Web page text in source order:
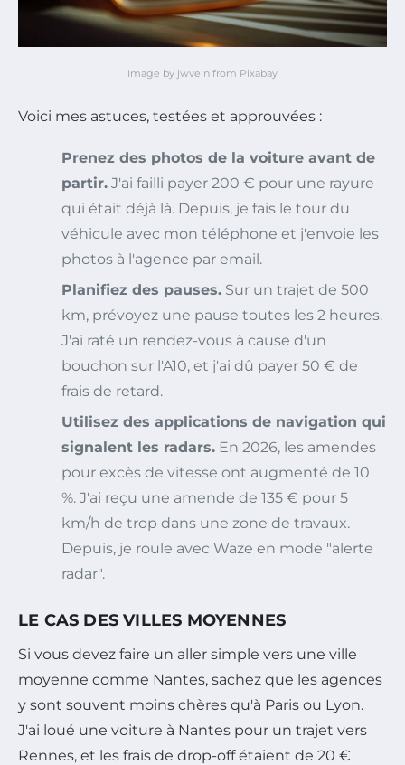
Image by jwvein from Pixabay
Voici mes astuces, testées et approuvées :
Prenez des photos de la voiture avant de
partir. J'ai failli payer 200 € pour une rayure
qui était déjà là. Depuis, je fais le tour du
véhicule avec mon téléphone et j'envoie les
photos à l'agence par email.
Planifiez des pauses. Sur un trajet de 500
km, prévoyez une pause toutes les 2 heures.
J'ai raté un rendez-vous à cause d'un
bouchon sur l'A10, et j'ai dû payer 50 € de
frais de retard.
Utilisez des applications de navigation qui
signalent les radars. En 2026, les amendes
pour excès de vitesse ont augmenté de 10
%. J'ai reçu une amende de 135 € pour 5
km/h de trop dans une zone de travaux.
Depuis, je roule avec Waze en mode "alerte
radar".
LE CAS DES VILLES MOYENNES
Si vous devez faire un aller simple vers une ville
moyenne comme Nantes, sachez que les agences
y sont souvent moins chères qu'à Paris ou Lyon.
J'ai loué une voiture à Nantes pour un trajet vers
Rennes, et les frais de drop-off étaient de 20 €